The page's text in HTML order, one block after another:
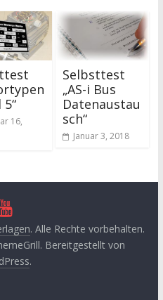
16,
Selbsttest
„AS-i Bus
Datenaustau
sch“
Januar 3, 2018
. Alle Rechte vorbehalten.
Bereitgestellt von
.